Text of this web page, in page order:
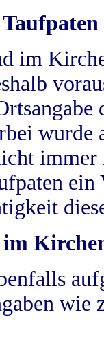
im
wurde
im
wie